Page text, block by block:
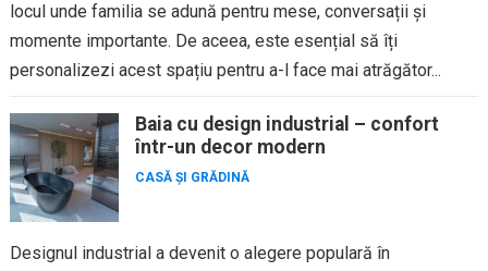
locul unde familia se adună pentru mese, conversații și
momente importante. De aceea, este esențial să îți
personalizezi acest spațiu pentru a-l face mai atrăgător...
Baia cu design industrial – confort
într-un decor modern
CASĂ ȘI GRĂDINĂ
Designul industrial a devenit o alegere populară în